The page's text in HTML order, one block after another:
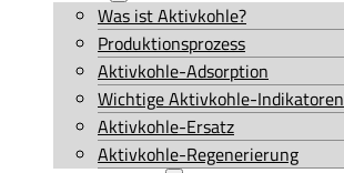
Was ist Aktivkohle?
Produktionsprozess
Aktivkohle-Adsorption
Wichtige Aktivkohle-Indikatoren
Aktivkohle-Ersatz
Aktivkohle-Regenerierung